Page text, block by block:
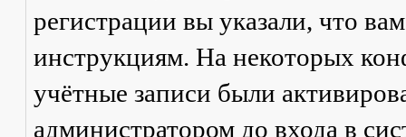
регистрации вы указали, что
инструкциям. На некоторых
учётные записи были
администратором до входа в